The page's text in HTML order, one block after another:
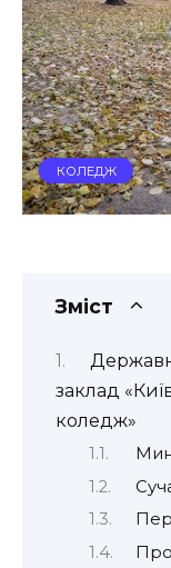
КОЛЕДЖ
Зміст
заклад
коледж»